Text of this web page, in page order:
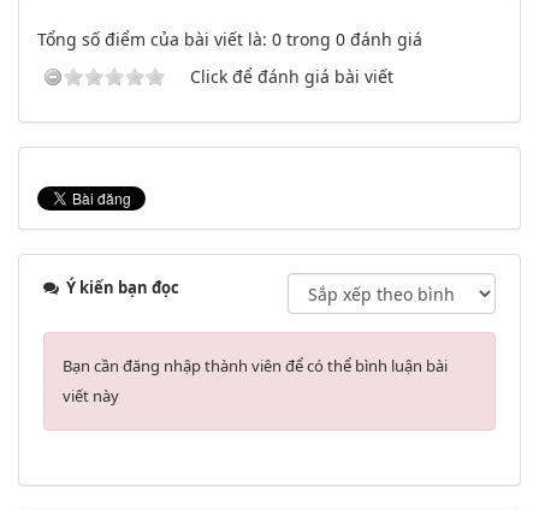
Tổng số điểm của bài viết là: 0 trong 0 đánh giá
Click để đánh giá bài viết
Ý kiến bạn đọc
Bạn cần đăng nhập thành viên để có thể bình luận bài
viết này